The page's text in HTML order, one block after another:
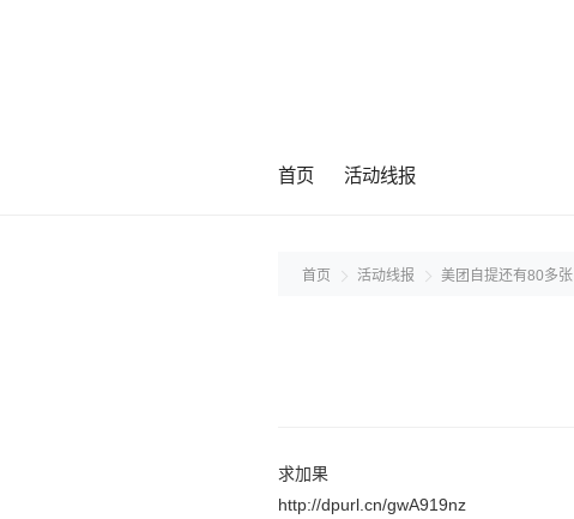
首页 活动线报
首页 活动线报 美团自提还有80多张
求加果
http://dpurl.cn/gwA919nz